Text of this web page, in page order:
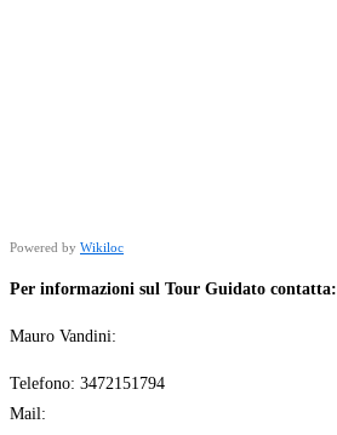
Powered by Wikiloc
Per informazioni sul Tour Guidato contatta:
Mauro Vandini:
Telefono: 3472151794
Mail: